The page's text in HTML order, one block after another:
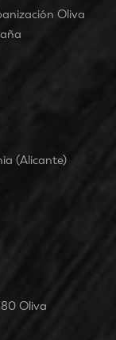
Oliva
(Alicante)
Oliva